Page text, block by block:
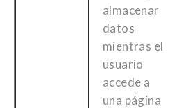
almacenar
datos
mientras el
usuario
accede a
una página